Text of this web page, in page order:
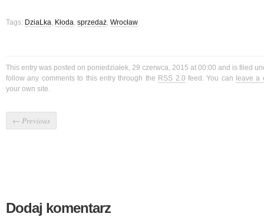
Tags: DziaLka, Kłoda, sprzedaż, Wrocław
This entry was posted on poniedziałek, 29 czerwca, 2015 at 00:00 and is filed
follow any comments to this entry through the RSS 2.0 feed. You can leave a
your own site.
← Previous
Dodaj komentarz